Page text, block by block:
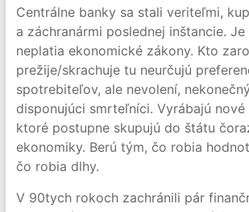
Centrálne banky sa stali veriteľmi,
a záchranármi poslednej inštancie.
neplatia ekonomické zákony. Kto
prežije/skrachuje tu neurčujú
spotrebiteľov, ale nevolení,
disponujúci smrteľníci. Vyrábajú nové
ktoré postupne skupujú do štátu
ekonomiky. Berú tým, čo robia
čo robia dlhy.
V 90tych rokoch zachránili pár